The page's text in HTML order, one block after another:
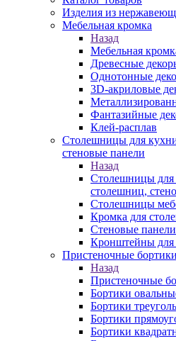
Изделия из
Мебельная кромка
Назад
Мебельная
Древесные
Однотонные
3D-акриловые
Фантазийные
Клей-расплав
Столешницы для
стеновые панели
Назад
Столешницы для
столешниц,
Столешницы
Кромка для
Стеновые
Кронштейны для
Пристеночные бортики
Назад
Пристеночные
Бортики
Бортики
Бортики
Бортики